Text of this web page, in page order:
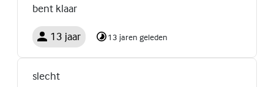
bent klaar
13 jaar 13 jaren geleden
slecht